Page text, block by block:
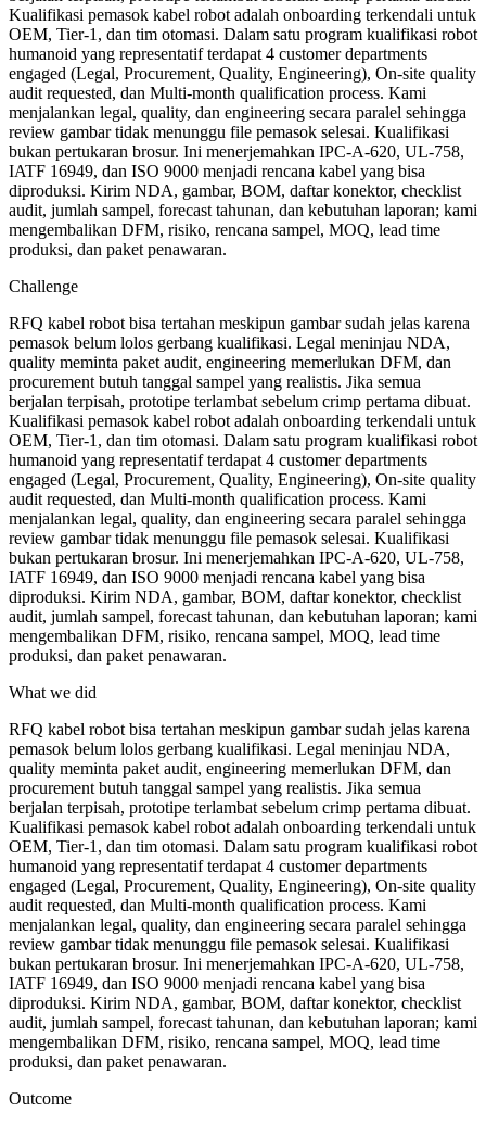
Kualifikasi pemasok kabel robot adalah onboarding terkendali untuk
OEM, Tier-1, dan tim otomasi. Dalam satu program kualifikasi robot
humanoid yang representatif terdapat 4 customer departments
engaged (Legal, Procurement, Quality, Engineering), On-site quality
audit requested, dan Multi-month qualification process. Kami
menjalankan legal, quality, dan engineering secara paralel sehingga
review gambar tidak menunggu file pemasok selesai. Kualifikasi
bukan pertukaran brosur. Ini menerjemahkan IPC-A-620, UL-758,
IATF 16949, dan ISO 9000 menjadi rencana kabel yang bisa
diproduksi. Kirim NDA, gambar, BOM, daftar konektor, checklist
audit, jumlah sampel, forecast tahunan, dan kebutuhan laporan; kami
mengembalikan DFM, risiko, rencana sampel, MOQ, lead time
produksi, dan paket penawaran.
Challenge
RFQ kabel robot bisa tertahan meskipun gambar sudah jelas karena
pemasok belum lolos gerbang kualifikasi. Legal meninjau NDA,
quality meminta paket audit, engineering memerlukan DFM, dan
procurement butuh tanggal sampel yang realistis. Jika semua
berjalan terpisah, prototipe terlambat sebelum crimp pertama dibuat.
Kualifikasi pemasok kabel robot adalah onboarding terkendali untuk
OEM, Tier-1, dan tim otomasi. Dalam satu program kualifikasi robot
humanoid yang representatif terdapat 4 customer departments
engaged (Legal, Procurement, Quality, Engineering), On-site quality
audit requested, dan Multi-month qualification process. Kami
menjalankan legal, quality, dan engineering secara paralel sehingga
review gambar tidak menunggu file pemasok selesai. Kualifikasi
bukan pertukaran brosur. Ini menerjemahkan IPC-A-620, UL-758,
IATF 16949, dan ISO 9000 menjadi rencana kabel yang bisa
diproduksi. Kirim NDA, gambar, BOM, daftar konektor, checklist
audit, jumlah sampel, forecast tahunan, dan kebutuhan laporan; kami
mengembalikan DFM, risiko, rencana sampel, MOQ, lead time
produksi, dan paket penawaran.
What we did
RFQ kabel robot bisa tertahan meskipun gambar sudah jelas karena
pemasok belum lolos gerbang kualifikasi. Legal meninjau NDA,
quality meminta paket audit, engineering memerlukan DFM, dan
procurement butuh tanggal sampel yang realistis. Jika semua
berjalan terpisah, prototipe terlambat sebelum crimp pertama dibuat.
Kualifikasi pemasok kabel robot adalah onboarding terkendali untuk
OEM, Tier-1, dan tim otomasi. Dalam satu program kualifikasi robot
humanoid yang representatif terdapat 4 customer departments
engaged (Legal, Procurement, Quality, Engineering), On-site quality
audit requested, dan Multi-month qualification process. Kami
menjalankan legal, quality, dan engineering secara paralel sehingga
review gambar tidak menunggu file pemasok selesai. Kualifikasi
bukan pertukaran brosur. Ini menerjemahkan IPC-A-620, UL-758,
IATF 16949, dan ISO 9000 menjadi rencana kabel yang bisa
diproduksi. Kirim NDA, gambar, BOM, daftar konektor, checklist
audit, jumlah sampel, forecast tahunan, dan kebutuhan laporan; kami
mengembalikan DFM, risiko, rencana sampel, MOQ, lead time
produksi, dan paket penawaran.
Outcome